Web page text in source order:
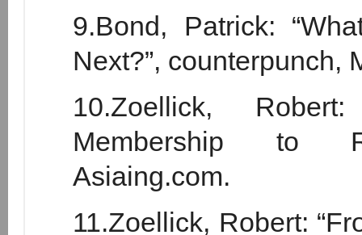
9.Bond, Patrick:
Next?”, counterpunch,
10.Zoellick,
Membership to
Asiaing.com.
11.Zoellick, Robert: